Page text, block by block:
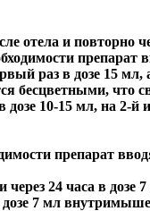
отела и повторно
препарат
раз в дозе 15 мл,
бесцветными, что
10-15 мл, на 2-й
препарат
24 часа в
7 мл